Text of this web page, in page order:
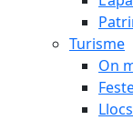
Turisme
On